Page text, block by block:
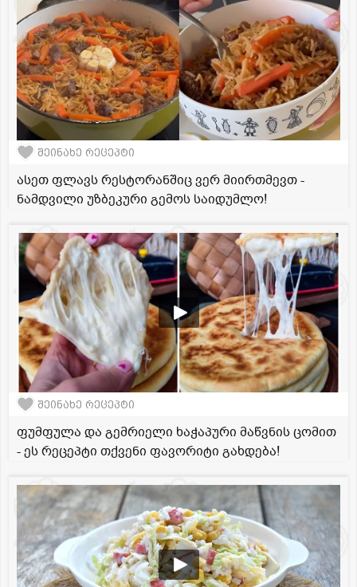
შეინახე რეცეპტი
ასეთ ფლავს რესტორანშიც ვერ მიირთმევთ -
ნამდვილი უზბეკური გემოს საიდუმლო!
შეინახე რეცეპტი
ფუმფულა და გემრიელი ხაჭაპური მაწვნის ცომით
- ეს რეცეპტი თქვენი ფავორიტი გახდება!